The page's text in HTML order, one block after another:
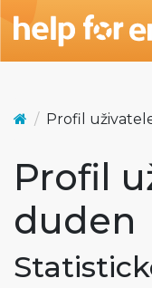
Profil
Profil
duden